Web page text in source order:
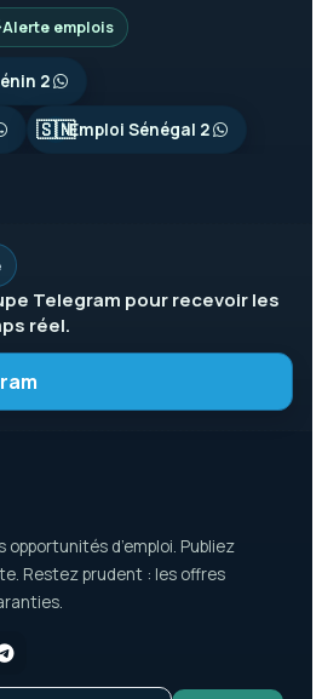
Alerte emplois
2
🇸🇳Emploi Sénégal 2
Telegram pour recevoir les
réel.
d’emploi. Publiez
Restez prudent : les offres